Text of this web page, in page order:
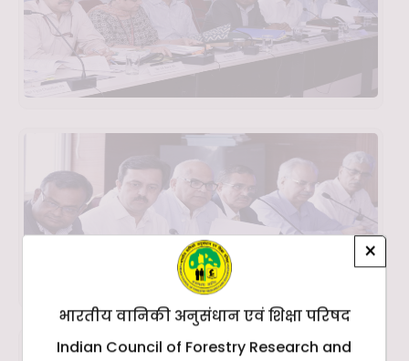
×
भारतीय वानिकी अनुसंधान एवं शिक्षा परिषद
Indian Council of Forestry Research and